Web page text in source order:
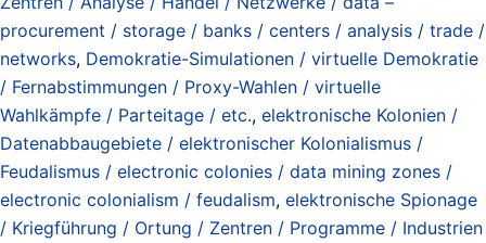
procurement / storage / banks / centers / analysis / trade /
networks, Demokratie-Simulationen / virtuelle Demokratie
/ Fernabstimmungen / Proxy-Wahlen / virtuelle
Wahlkämpfe / Parteitage / etc., elektronische Kolonien /
Datenabbaugebiete / elektronischer Kolonialismus /
Feudalismus / electronic colonies / data mining zones /
electronic colonialism / feudalism, elektronische Spionage
/ Kriegführung / Ortung / Zentren / Programme / Industrien